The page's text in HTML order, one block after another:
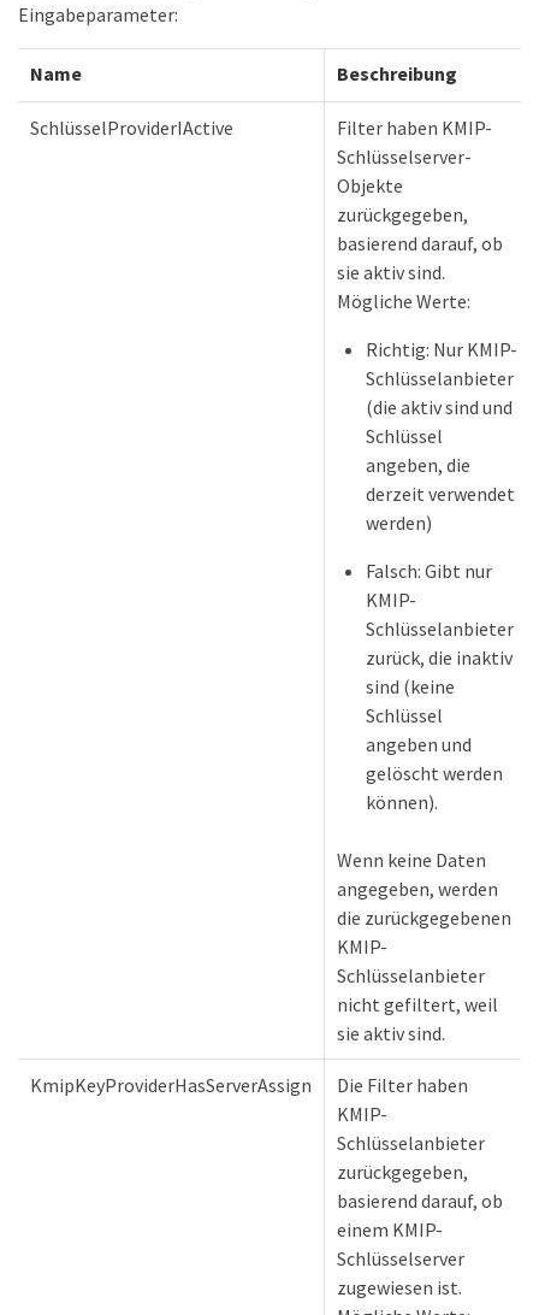
Eingabeparameter:
Name Beschreibung
SchlüsselProviderIActive
Filter haben KMIP-
Schlüsselserver-
Objekte
zurückgegeben,
basierend darauf, ob
sie aktiv sind.
Mögliche Werte:
Richtig: Nur KMIP-
Schlüsselanbieter
(die aktiv sind und
Schlüssel
angeben, die
derzeit verwendet
werden)
Falsch: Gibt nur
KMIP-
Schlüsselanbieter
zurück, die inaktiv
sind (keine
Schlüssel
angeben und
gelöscht werden
können).
Wenn keine Daten
angegeben, werden
die zurückgegebenen
KMIP-
Schlüsselanbieter
nicht gefiltert, weil
sie aktiv sind.
KmipKeyProviderHasServerAssign
Die Filter haben
KMIP-
Schlüsselanbieter
zurückgegeben,
basierend darauf, ob
einem KMIP-
Schlüsselserver
zugewiesen ist.